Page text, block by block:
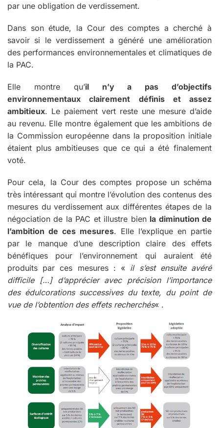
par une obligation de verdissement.
Dans son étude, la Cour des comptes a cherché à
savoir si le verdissement a généré une amélioration
des performances environnementales et climatiques de
la PAC.
Elle montre qu’il n’y a pas d’objectifs
environnementaux clairement définis et assez
ambitieux. Le paiement vert reste une mesure d’aide
au revenu. Elle montre également que les ambitions de
la Commission européenne dans la proposition initiale
étaient plus ambitieuses que ce qui a été finalement
voté.
Pour cela, la Cour des comptes propose un schéma
très intéressant qui montre l’évolution des contenus des
mesures du verdissement aux différentes étapes de la
négociation de la PAC et illustre bien la diminution de
l’ambition de ces mesures. Elle l’explique en partie
par le manque d’une description claire des effets
bénéfiques pour l’environnement qui auraient été
produits par ces mesures : « il s’est ensuite avéré
difficile […] d’apprécier avec précision l’importance
des édulcorations successives du texte, du point de
vue de l’obtention des effets recherchés« .